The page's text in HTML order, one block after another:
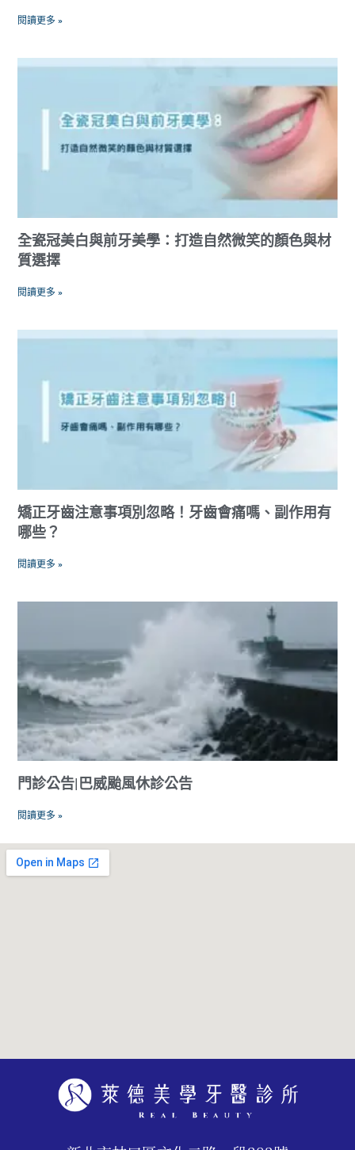
閱讀更多 »
全瓷冠美白與前牙美學：打造自然微笑的顏色與材
質選擇
閱讀更多 »
矯正牙齒注意事項別忽略！牙齒會痛嗎、副作用有
哪些？
閱讀更多 »
門診公告|巴威颱風休診公告
閱讀更多 »